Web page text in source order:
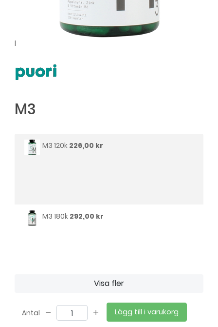
l
M3
M3 120k 226,00 kr
M3 180k 292,00 kr
Visa fler
Antal Lägg till i varukorg